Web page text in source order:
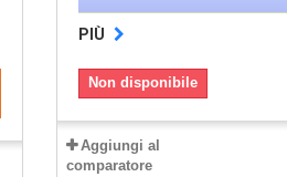
PIÙ
Non disponibile
Aggiungi al
comparatore